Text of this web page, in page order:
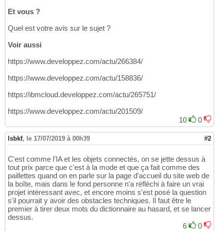
Et vous ?
Quel est votre avis sur le sujet ?
Voir aussi
https://www.developpez.com/actu/266384/
https://www.developpez.com/actu/158836/
https://ibmcloud.developpez.com/actu/265751/
https://www.developpez.com/actu/201509/
10
0
lsbkf, le 17/07/2019 à 00h39 #2
C'est comme l'IA et les objets connectés, on se jette dessus à
tout prix parce que c'est à la mode et que ça fait comme des
paillettes quand on en parle sur la page d'accueil du site web de
la boîte, mais dans le fond personne n'a réfléchi à faire un vrai
projet intéressant avec, et encore moins s'est posé la question
s'il pourrait y avoir des obstacles techniques. Il faut être le
premier à tirer deux mots du dictionnaire au hasard, et se lancer
dessus.
6
0